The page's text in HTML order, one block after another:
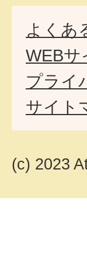
よくあ
WEBサ
プライ
サイト
(c) 2023